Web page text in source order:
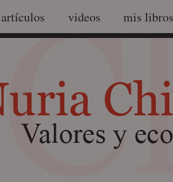
artículos videos mis libros